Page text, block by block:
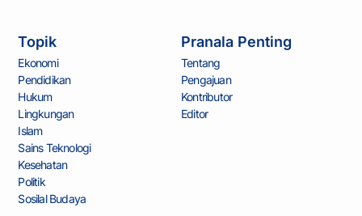
Topik
Ekonomi
Pendidikan
Hukum
Lingkungan
Islam
Sains Teknologi
Kesehatan
Politik
Sosilal Budaya
Pranala Penting
Tentang
Pengajuan
Kontributor
Editor